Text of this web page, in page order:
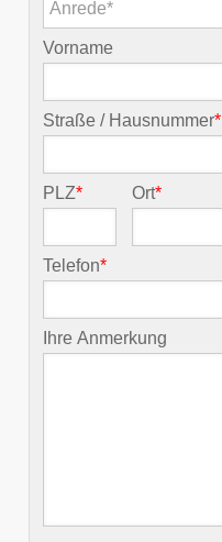
Anrede*
Vorname
Straße / Hausnummer*
PLZ* Ort*
Telefon*
Ihre Anmerkung